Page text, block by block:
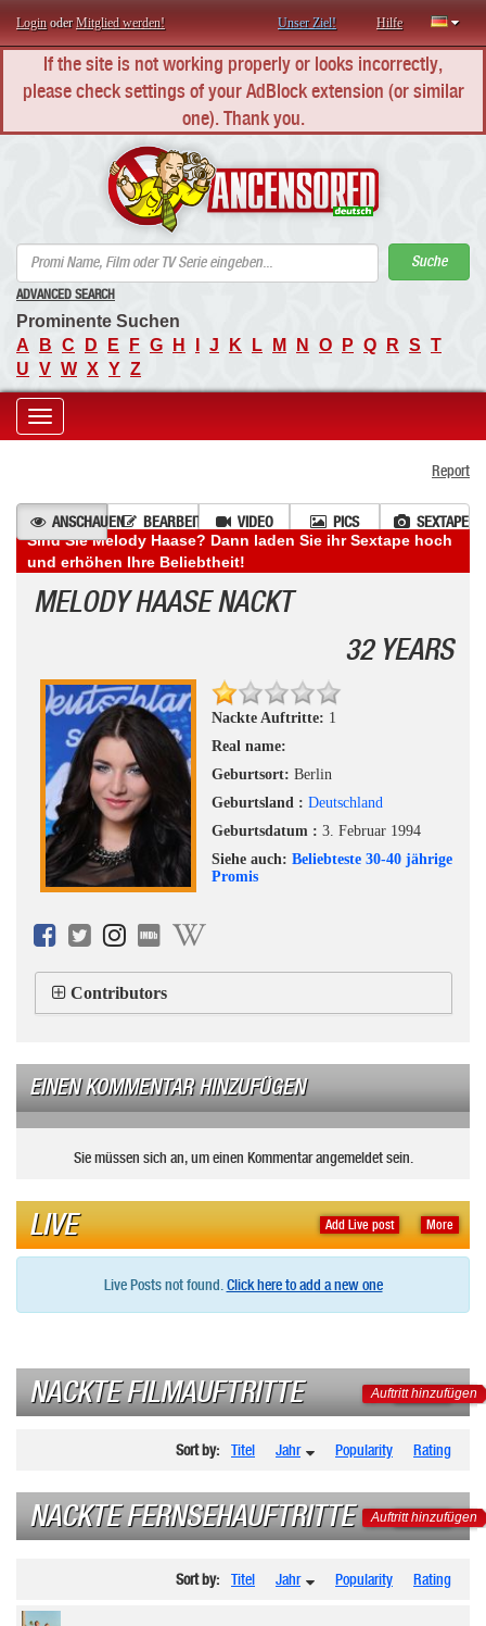
Login oderMitglied werden! Unser Ziel! Hilfe
If the site is not working properly or looks incorrectly,
please check settings of your AdBlock extension (or similar
one). Thank you.
Suche
ADVANCED SEARCH
Prominente Suchen
A
B C D E F G H J K L M N O P Q R S T
U V W X Y Z
Toggle
Report
ANSCHAUEN BEARBEITEN VIDEO PICS
SEXTAPE
Sind Sie Melody Haase? Dann laden Sie ihr Sextape hoch
und erhöhen Ihre Beliebtheit!
MELODY HAASE NACKT
32 YEARS
Nackte Auftritte: 1
Real name:
Geburtsort: Berlin
Geburtsland : Deutschland
Geburtsdatum : 3. Februar 1994
Siehe auch: Beliebteste 30-40 jährige
Promis
Contributors
EINEN KOMMENTAR HINZUFÜGEN
Sie müssen sich an, um einen Kommentar angemeldet sein.
More
Add Live post
LIVE
Live Posts not found. Click here to add a new one
NACKTE FILMAUFTRITTE Auftritt hinzufügen
Sort by: Titel Jahr Popularity Rating
NACKTE FERNSEHAUFTRITTE Auftritt hinzufügen
Sort by: Titel Jahr Popularity Rating